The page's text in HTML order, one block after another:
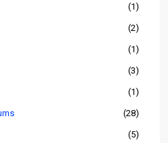
(1)
(2)
(1)
(3)
(1)
(28)
(5)